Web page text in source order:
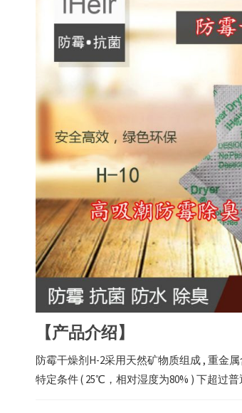
【产品介绍】
防霉干燥剂H-2采用天然矿物质组成 , 重金
特定条件 ( 25℃，相对湿度为80% ) 下超过普